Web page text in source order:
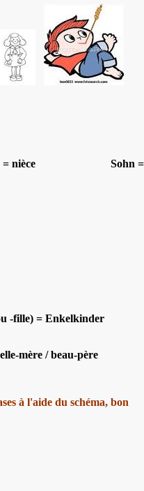
= nièce Sohn =
-fille) = Enkelkinder
mère / beau-père
à l'aide du schéma, bon